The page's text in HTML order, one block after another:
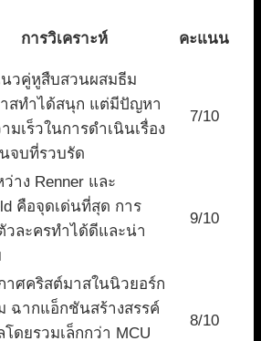
การวิเคราะห์ คะแนน
วคู่หูสืบสวนผสมธีม
สทำได้สนุก แต่มีปัญหา
ามเร็วในการดำเนินเรื่อง
จบที่รวบรัด
7/10
ว่าง Renner และ
คือจุดเด่นที่สุด การ
ละครทำได้ดีและน่า
9/10
าศคริสต์มาสในนิวยอร์ก
ฉากแอ็กชันสร้างสรรค์
โดยรวมเล็กกว่า MCU
8/10